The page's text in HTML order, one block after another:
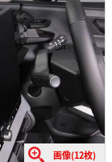
画像(12枚)